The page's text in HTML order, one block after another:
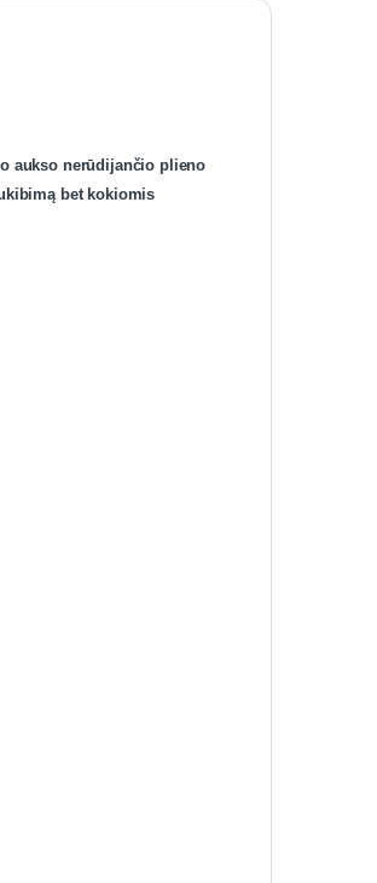
aukso nerūdijančio plieno
bet kokiomis